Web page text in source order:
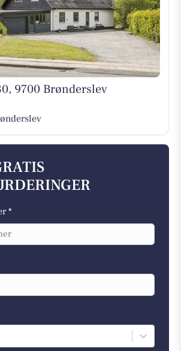
9700 Brønderslev
*